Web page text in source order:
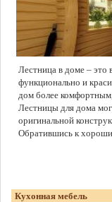
Лестница в доме – это
функционально и
дом более
Лестницы для дома
оригинальной
Обратившись к
Кухонная мебель